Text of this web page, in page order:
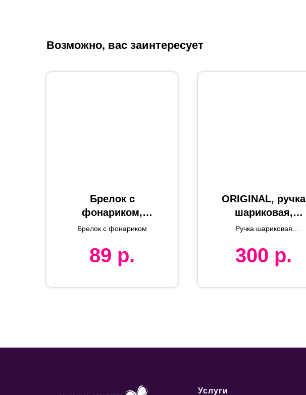
Возможно, вас заинтересует
Брелок с
фонариком,
красный,
Брелок с фонариком
89 р.
ORIGINAL, ручка
шариковая,
голубой/черный/
Ручка шариковая
300 р.
Услуги